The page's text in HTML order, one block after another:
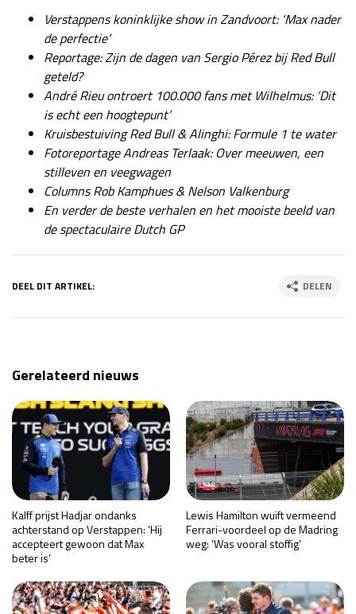
Verstappens koninklijke show in Zandvoort: ‘Max nader
de perfectie’
Reportage: Zijn de dagen van Sergio Pérez bij Red Bull
geteld?
André Rieu ontroert 100.000 fans met Wilhelmus: ‘Dit
is echt een hoogtepunt’
Kruisbestuiving Red Bull & Alinghi: Formule 1 te water
Fotoreportage Andreas Terlaak: Over meeuwen, een
stilleven en veegwagen
Columns Rob Kamphues & Nelson Valkenburg
En verder de beste verhalen en het mooiste beeld van
de spectaculaire Dutch GP
DEEL DIT ARTIKEL: DELEN
Gerelateerd nieuws
Kalff prijst Hadjar ondanks
achterstand op Verstappen: ‘Hij
accepteert gewoon dat Max
beter is’
Lewis Hamilton wuift vermeend
Ferrari-voordeel op de Madring
weg: ‘Was vooral stoffig’